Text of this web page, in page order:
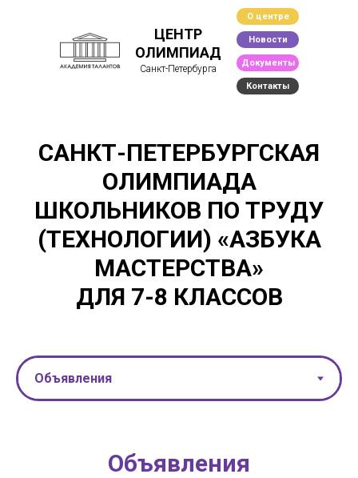
О центре
Новости
Документы
Контакты
ЦЕНТР
ОЛИМПИАД
Санкт-Петербурга
САНКТ-ПЕТЕРБУРГСКАЯ
ОЛИМПИАДА
ШКОЛЬНИКОВ ПО ТРУДУ
(ТЕХНОЛОГИИ) «АЗБУКА
МАСТЕРСТВА»
ДЛЯ 7-8 КЛАССОВ
Объявления